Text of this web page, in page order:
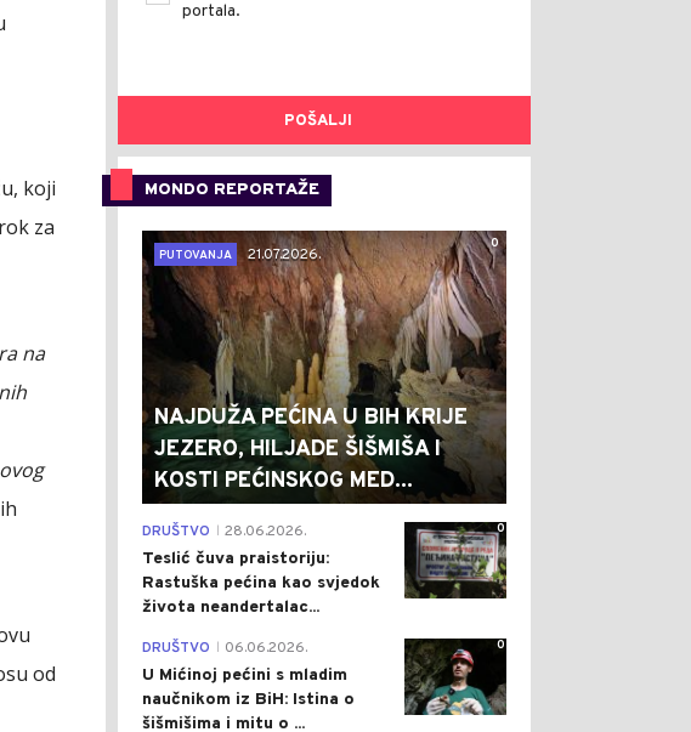
koji
za
na
od
portala.
POŠALJI
MONDO REPORTAŽE
0
PUTOVANJA
21.07.2026.
NAJDUŽA PEĆINA U BIH KRIJE
JEZERO, HILJADE ŠIŠMIŠA I
KOSTI PEĆINSKOG MED...
0
DRUŠTVO 28.06.2026.
Teslić čuva praistoriju:
Rastuška pećina kao svjedok
života neandertalac...
0
DRUŠTVO 06.06.2026.
U Mićinoj pećini s mladim
naučnikom iz BiH: Istina o
šišmišima i mitu o ...